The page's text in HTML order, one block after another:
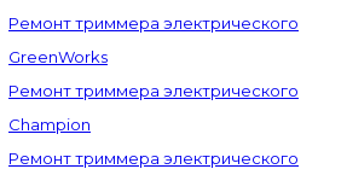
Ремонт триммера электрического
GreenWorks
Ремонт триммера электрического
Champion
Ремонт триммера электрического